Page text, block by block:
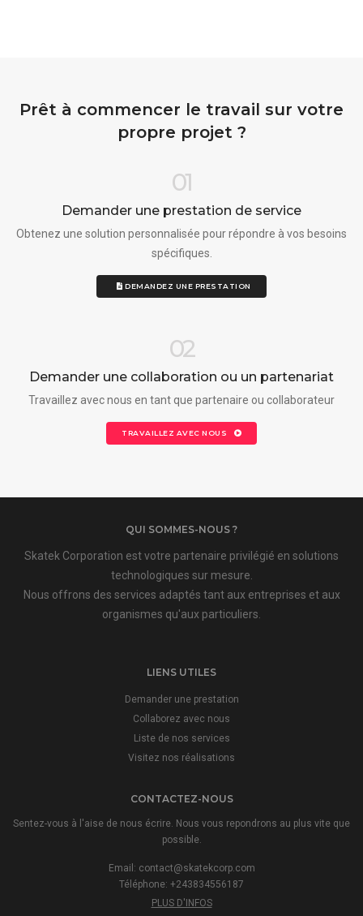
Prêt à commencer le travail sur votre
propre projet ?
01
Demander une prestation de service
Obtenez une solution personnalisée pour répondre à vos besoins
spécifiques.
DEMANDEZ UNE PRESTATION
02
Demander une collaboration ou un partenariat
Travaillez avec nous en tant que partenaire ou collaborateur
TRAVAILLEZ AVEC NOUS
QUI SOMMES-NOUS ?
Skatek Corporation est votre partenaire privilégié en solutions
technologiques sur mesure.
Nous offrons des services adaptés tant aux entreprises et aux
organismes qu'aux particuliers.
LIENS UTILES
Demander une prestation
Collaborez avec nous
Liste de nos services
Visitez nos réalisations
CONTACTEZ-NOUS
Sentez-vous à l'aise de nous écrire. Nous vous repondrons au plus vite que
possible.
Email: contact@skatekcorp.com
Téléphone: +243834556187
PLUS D'INFOS